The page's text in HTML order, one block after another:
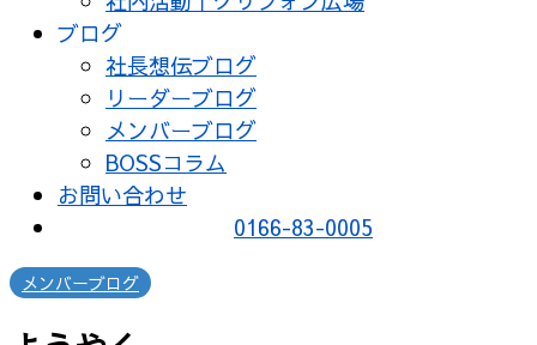
ブログ
社長想伝ブログ
リーダーブログ
メンバーブログ
BOSSコラム
お問い合わせ
0166-83-0005
メンバーブログ